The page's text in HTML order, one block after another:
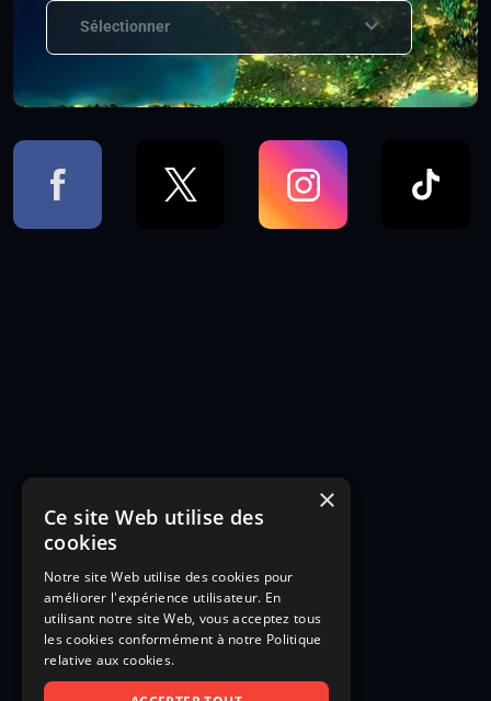
Sélectionner
×
Ce site Web utilise des
cookies
Notre site Web utilise des cookies pour
améliorer l'expérience utilisateur. En
utilisant notre site Web, vous acceptez tous
les cookies conformément à notre Politique
relative aux cookies.